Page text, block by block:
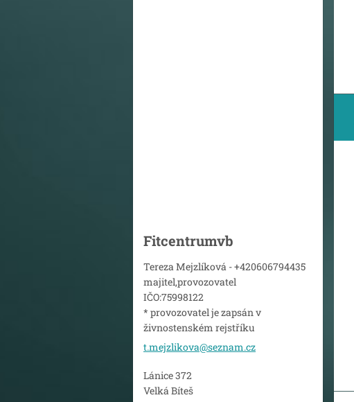
Fitcentrumvb
Tereza Mejzlíková - +420606794435
majitel,provozovatel
IČO:75998122
* provozovatel je zapsán v
živnostenském rejstříku
t.mejzlikova@seznam.cz
Lánice 372
Velká Bíteš